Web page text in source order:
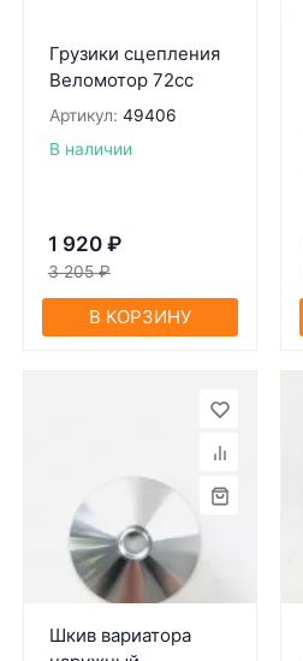
Грузики сцепления
Веломотор 72сс
Артикул: 49406
В наличии
1 920 ₽
3 205 ₽
В КОРЗИНУ
Шкив вариатора